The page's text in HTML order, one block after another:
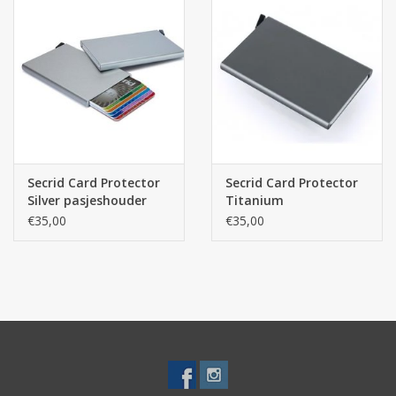
Secrid Card Protector
Silver pasjeshouder
€35,00
Secrid Card Protector
Titanium
pasjeshouder
€35,00